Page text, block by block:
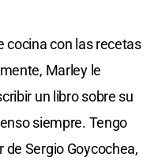
cocina con las recetas
Marley le
un libro sobre su
siempre. Tengo
de Sergio Goycochea,